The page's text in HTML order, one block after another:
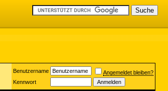
Benutzername
Angemeldet bleiben?
Kennwort